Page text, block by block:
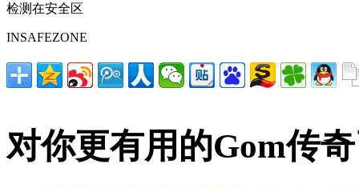
检测在安全区
INSAFEZONE
对你更有用的Gom传